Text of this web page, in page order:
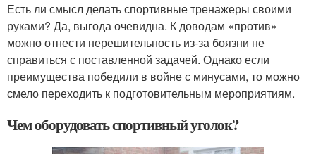
Есть ли смысл делать спортивные тренажеры своими
руками? Да, выгода очевидна. К доводам «против»
можно отнести нерешительность из-за боязни не
справиться с поставленной задачей. Однако если
преимущества победили в войне с минусами, то можно
смело переходить к подготовительным мероприятиям.
Чем оборудовать спортивный уголок?